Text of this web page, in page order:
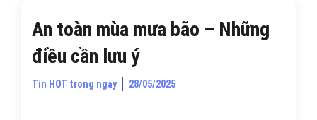
An toàn mùa mưa bão – Những
điều cần lưu ý
Tin HOT trong ngày 28/05/2025